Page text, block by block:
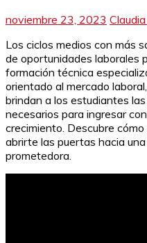
noviembre 23, 2023
Los ciclos medios con más
de oportunidades laborales
formación técnica
orientado al mercado
brindan a los estudiantes
necesarios para ingresar
crecimiento. Descubre
abrirte las puertas hacia
prometedora.